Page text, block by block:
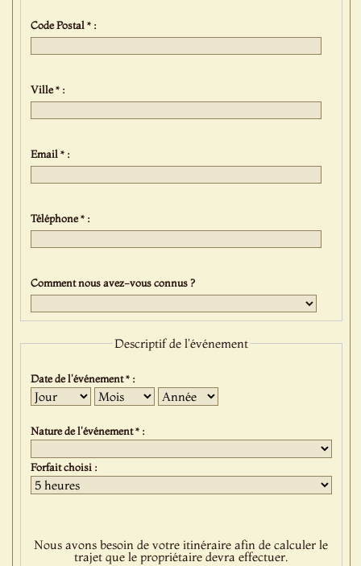
Code Postal * :
Ville * :
Email * :
Téléphone * :
Comment nous avez-vous connus ?
Descriptif de l'événement
Date de l'événement * :
Jour Mois Année
Nature de l'événement * :
Forfait choisi :
Nous avons besoin de votre itinéraire afin de calculer le
trajet que le propriétaire devra effectuer.